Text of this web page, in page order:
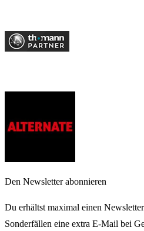
Den Newsletter abonnieren
Du erhältst maximal einen
Sonderfällen eine extra E-Mail bei